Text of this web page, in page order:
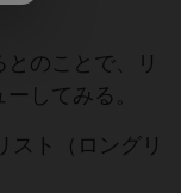
のことで、リ
してみる。
スト（ロングリ